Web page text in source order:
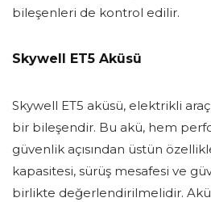
bileşenleri de kontrol edilir.
Skywell ET5 Aküsü
Skywell ET5 aküsü, elektrikli
bir bileşendir. Bu akü, hem
güvenlik açısından üstün
kapasitesi, sürüş mesafesi ve
birlikte değerlendirilmelidir.